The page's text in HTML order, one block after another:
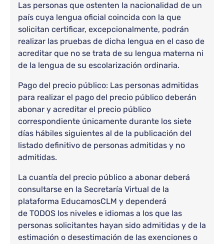
Las personas que ostenten la nacionalidad de un
país cuya lengua oficial coincida con la que
solicitan certificar, excepcionalmente, podrán
realizar las pruebas de dicha lengua en el caso de
acreditar que no se trata de su lengua materna ni
de la lengua de su escolarización ordinaria.
Pago del precio público: Las personas admitidas
para realizar el pago del precio público deberán
abonar y acreditar el precio público
correspondiente únicamente durante los siete
días hábiles siguientes al de la publicación del
listado definitivo de personas admitidas y no
admitidas.
La cuantía del precio público a abonar deberá
consultarse en la Secretaría Virtual de la
plataforma EducamosCLM y dependerá
de TODOS los niveles e idiomas a los que las
personas solicitantes hayan sido admitidas y de la
estimación o desestimación de las exenciones o